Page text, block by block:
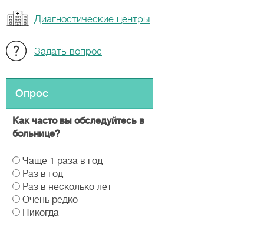
Диагностические центры
Задать вопрос
Опрос
Как часто вы обследуйтесь в
больнице?
В
а
р
и
а
Чаще 1 раза в год
Раз в год
Раз в несколько лет
Очень редко
Никогда